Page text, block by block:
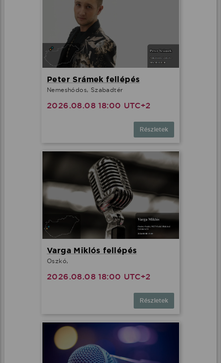
Peter Srámek fellépés
Nemeshódos, Szabadtér
2026.08.08 18:00 UTC+2
Részletek
Varga Miklós fellépés
Oszkó,
2026.08.08 18:00 UTC+2
Részletek